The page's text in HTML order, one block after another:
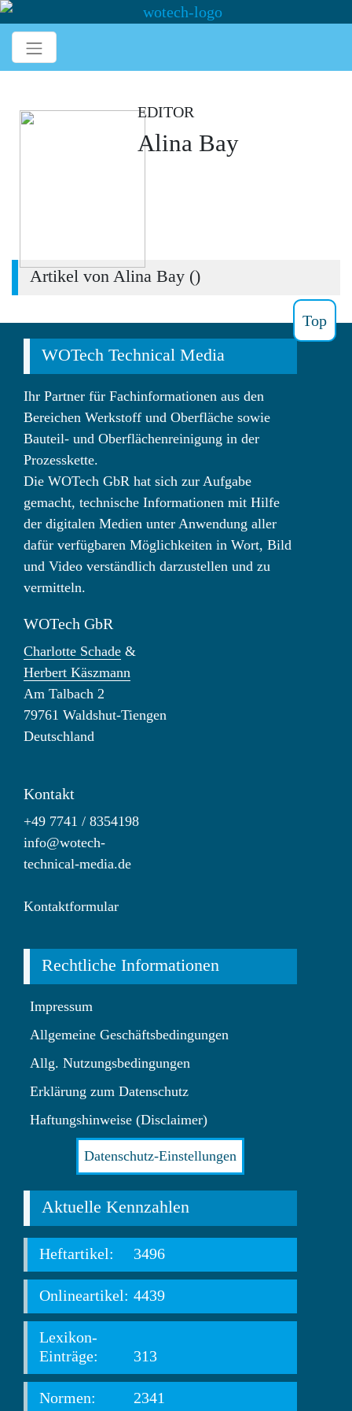
EDITOR
Alina Bay
Artikel von Alina Bay ()
Top
WOTech Technical Media
Ihr Partner für Fachinformationen aus den
Bereichen Werkstoff und Oberfläche sowie
Bauteil- und Oberflächenreinigung in der
Prozesskette.
Die WOTech GbR hat sich zur Aufgabe
gemacht, technische Informationen mit Hilfe
der digitalen Medien unter Anwendung aller
dafür verfügbaren Möglichkeiten in Wort, Bild
und Video verständlich darzustellen und zu
vermitteln.
WOTech GbR
Charlotte Schade &
Herbert Käszmann
Am Talbach 2
79761 Waldshut-Tiengen
Deutschland
Kontakt
+49 7741 / 8354198
info@wotech-
technical-media.de
Kontaktformular
Rechtliche Informationen
Impressum
Allgemeine Geschäftsbedingungen
Allg. Nutzungsbedingungen
Erklärung zum Datenschutz
Haftungshinweise (Disclaimer)
Datenschutz-Einstellungen
Aktuelle Kennzahlen
Heftartikel: 3496
Onlineartikel: 4439
Lexikon-
Einträge:
313
Normen: 2341